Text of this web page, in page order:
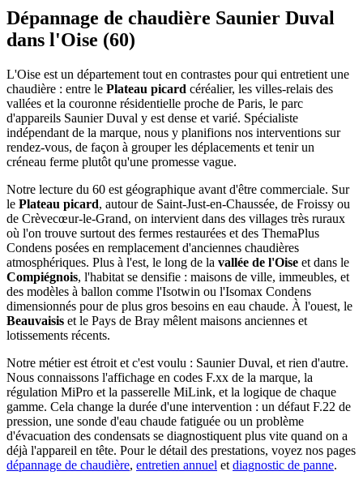
Dépannage de chaudière Saunier Duval
dans l'Oise (60)
L'Oise est un département tout en contrastes pour qui entretient une
chaudière : entre le Plateau picard céréalier, les villes-relais des
vallées et la couronne résidentielle proche de Paris, le parc
d'appareils Saunier Duval y est dense et varié. Spécialiste
indépendant de la marque, nous y planifions nos interventions sur
rendez-vous, de façon à grouper les déplacements et tenir un
créneau ferme plutôt qu'une promesse vague.
Notre lecture du 60 est géographique avant d'être commerciale. Sur
le Plateau picard, autour de Saint-Just-en-Chaussée, de Froissy ou
de Crèvecœur-le-Grand, on intervient dans des villages très ruraux
où l'on trouve surtout des fermes restaurées et des ThemaPlus
Condens posées en remplacement d'anciennes chaudières
atmosphériques. Plus à l'est, le long de la vallée de l'Oise et dans le
Compiégnois, l'habitat se densifie : maisons de ville, immeubles, et
des modèles à ballon comme l'Isotwin ou l'Isomax Condens
dimensionnés pour de plus gros besoins en eau chaude. À l'ouest, le
Beauvaisis et le Pays de Bray mêlent maisons anciennes et
lotissements récents.
Notre métier est étroit et c'est voulu : Saunier Duval, et rien d'autre.
Nous connaissons l'affichage en codes F.xx de la marque, la
régulation MiPro et la passerelle MiLink, et la logique de chaque
gamme. Cela change la durée d'une intervention : un défaut F.22 de
pression, une sonde d'eau chaude fatiguée ou un problème
d'évacuation des condensats se diagnostiquent plus vite quand on a
déjà l'appareil en tête. Pour le détail des prestations, voyez nos pages
dépannage de chaudière, entretien annuel et diagnostic de panne.